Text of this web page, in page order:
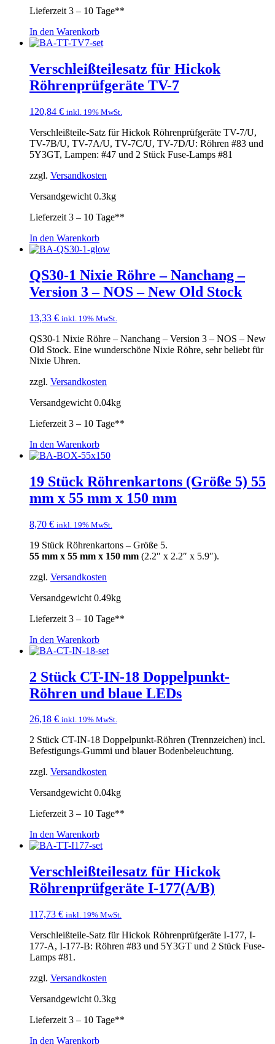
Lieferzeit 3 – 10 Tage**
In den Warenkorb
Verschleißteilesatz für Hickok
Röhrenprüfgeräte TV-7
120,84 € inkl. 19% MwSt.
Verschleißteile-Satz für Hickok Röhrenprüfgeräte TV-7/U,
TV-7B/U, TV-7A/U, TV-7C/U, TV-7D/U: Röhren #83 und
5Y3GT, Lampen: #47 und 2 Stück Fuse-Lamps #81
zzgl. Versandkosten
Versandgewicht 0.3kg
Lieferzeit 3 – 10 Tage**
In den Warenkorb
QS30-1 Nixie Röhre – Nanchang –
Version 3 – NOS – New Old Stock
13,33 € inkl. 19% MwSt.
QS30-1 Nixie Röhre – Nanchang – Version 3 – NOS – New
Old Stock. Eine wunderschöne Nixie Röhre, sehr beliebt für
Nixie Uhren.
zzgl. Versandkosten
Versandgewicht 0.04kg
Lieferzeit 3 – 10 Tage**
In den Warenkorb
19 Stück Röhrenkartons (Größe 5) 55
mm x 55 mm x 150 mm
8,70 € inkl. 19% MwSt.
19 Stück Röhrenkartons – Größe 5.
55 mm x 55 mm x 150 mm (2.2″ x 2.2″ x 5.9″).
zzgl. Versandkosten
Versandgewicht 0.49kg
Lieferzeit 3 – 10 Tage**
In den Warenkorb
2 Stück CT-IN-18 Doppelpunkt-
Röhren und blaue LEDs
26,18 € inkl. 19% MwSt.
2 Stück CT-IN-18 Doppelpunkt-Röhren (Trennzeichen) incl.
Befestigungs-Gummi und blauer Bodenbeleuchtung.
zzgl. Versandkosten
Versandgewicht 0.04kg
Lieferzeit3 – 10 Tage**
In den Warenkorb
Verschleißteilesatz für Hickok
Röhrenprüfgeräte I-177(A/B)
117,73 € inkl. 19% MwSt.
Verschleißteile-Satz für Hickok Röhrenprüfgeräte I-177, I-
177-A, I-177-B: Röhren #83 und 5Y3GT und 2 Stück Fuse-
Lamps #81.
zzgl. Versandkosten
Versandgewicht 0.3kg
Lieferzeit 3 – 10 Tage**
In den Warenkorb